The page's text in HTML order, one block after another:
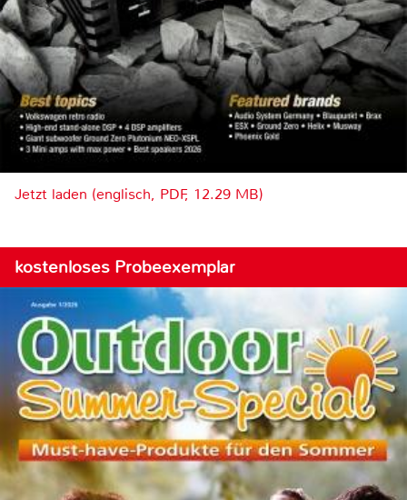
Jetzt laden (englisch, PDF, 12.29 MB)
kostenloses Probeexemplar